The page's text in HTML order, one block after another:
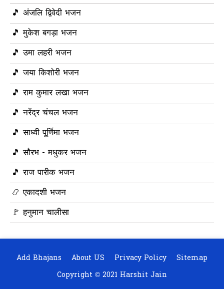
🎵 अंजलि द्विवेदी भजन
🎵 मुकेश बगड़ा भजन
🎵 उमा लहरी भजन
🎵 जया किशोरी भजन
🎵 राम कुमार लखा भजन
🎵 नरेंद्र चंचल भजन
🎵 साध्वी पूर्णिमा भजन
🎵 सौरभ - मधुकर भजन
🎵 राज पारीक भजन
📿 एकादशी भजन
🚩 हनुमान चालीसा
Copyright © 2021 Harshit Jain
Add Bhajans About US Privacy Policy Sitemap